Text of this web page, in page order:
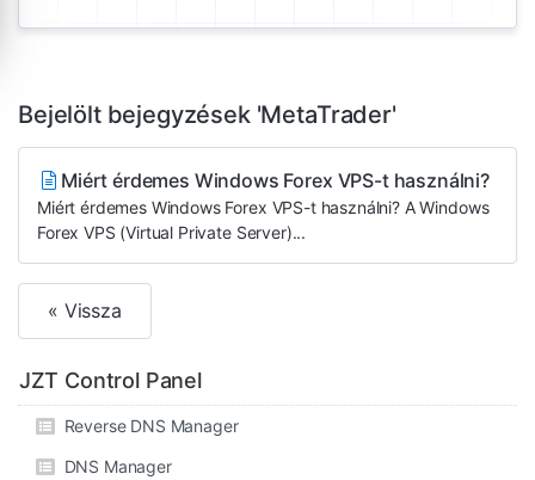
Bejelölt bejegyzések 'MetaTrader'
Miért érdemes Windows Forex VPS-t használni?
Miért érdemes Windows Forex VPS-t használni? A Windows
Forex VPS (Virtual Private Server)...
« Vissza
JZT Control Panel
Reverse DNS Manager
DNS Manager